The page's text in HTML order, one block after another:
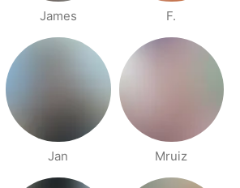
James F.
Jan Mruiz